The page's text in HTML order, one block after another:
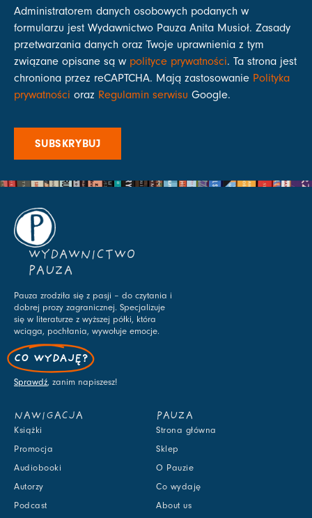
Administratorem danych osobowych podanych w
formularzu jest Wydawnictwo Pauza Anita Musioł. Zasady
przetwarzania danych oraz Twoje uprawnienia z tym
związane opisane są w polityce prywatności. Ta strona jest
chroniona przez reCAPTCHA. Mają zastosowanie Polityka
prywatności oraz Regulamin serwisu Google.
SUBSKRYBUJ
WYDAWNICTWO
PAUZA
Pauza zrodziła się z pasji – do czytania i
dobrej prozy zagranicznej. Specjalizuje
się w literaturze z wyższej półki, która
wciąga, pochłania, wywołuje emocje.
CO WYDAJĘ?
Sprawdź, zanim napiszesz!
NAWIGACJA
Książki
Promocja
Audiobooki
Autorzy
Podcast
PAUZA
Strona główna
Sklep
O Pauzie
Co wydaję
About us